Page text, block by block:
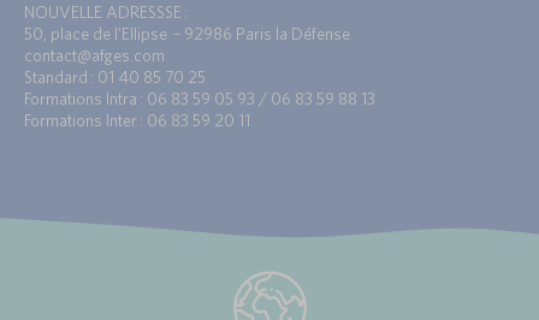
NOUVELLE ADRESSSE :
50, place de l’Ellipse – 92986 Paris la Défense
contact@afges.com
Standard : 01 40 85 70 25
Formations Intra : 06 83 59 05 93 / 06 83 59 88 13
Formations Inter : 06 83 59 20 11